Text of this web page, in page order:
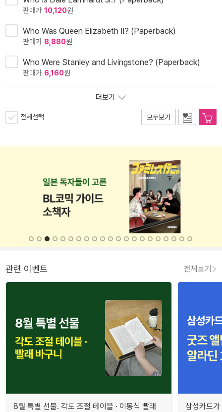
판매가 10,120원
Who Was Queen Elizabeth II? (Paperback)
판매가 8,880원
Who Were Stanley and Livingstone? (Paperback)
판매가 6,160원
더보기
전체선택 모두보기
관련 이벤트 전체보기
8월 특별 선물. 각도 조절 테이블 · 이동식 빨래
삼성카드